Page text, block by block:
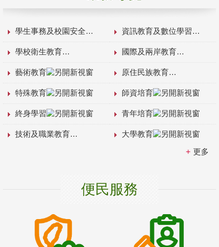
學生事務及校園安全 資訊教育及數位學習
學校衛生教育 國際及兩岸教育
藝術教育 原住民族教育
特殊教育 師資培育
終身學習 青年培育
技術及職業教育 大學教育
更多
便民服務